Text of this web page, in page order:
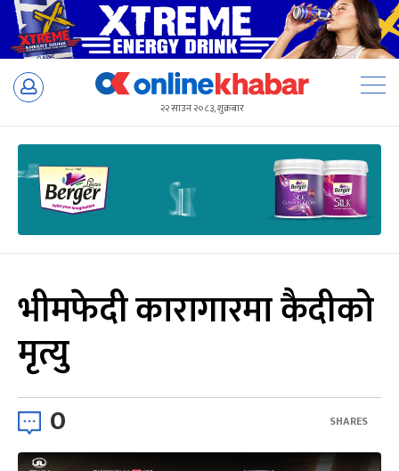
Skip
२२ साउन २०८३, शुक्रबार
भीमफेदी कारागारमा कैदीको
मृत्यु
0 SHARES